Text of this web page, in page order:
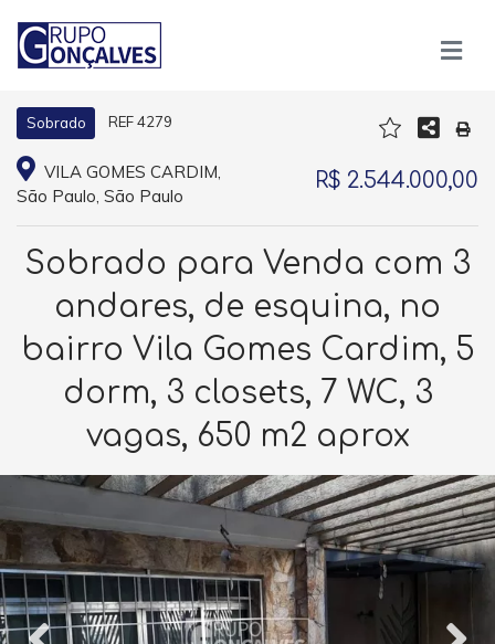
Sobrado REF 4279
VILA GOMES CARDIM,
São Paulo, São Paulo
R$ 2.544.000,00
Sobrado para Venda com 3
andares, de esquina, no
bairro Vila Gomes Cardim, 5
dorm, 3 closets, 7 WC, 3
vagas, 650 m2 aprox